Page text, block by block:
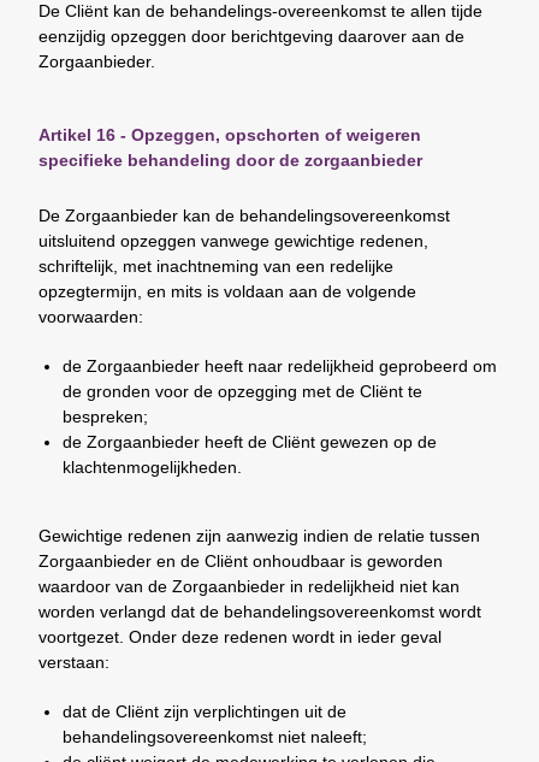
De Cliënt kan de behandelings-overeenkomst te allen tijde
eenzijdig opzeggen door berichtgeving daarover aan de
Zorgaanbieder.
Artikel 16 - Opzeggen, opschorten of weigeren
specifieke behandeling door de zorgaanbieder
De Zorgaanbieder kan de behandelingsovereenkomst
uitsluitend opzeggen vanwege gewichtige redenen,
schriftelijk, met inachtneming van een redelijke
opzegtermijn, en mits is voldaan aan de volgende
voorwaarden:
de Zorgaanbieder heeft naar redelijkheid geprobeerd om
de gronden voor de opzegging met de Cliënt te
bespreken;
de Zorgaanbieder heeft de Cliënt gewezen op de
klachtenmogelijkheden.
Gewichtige redenen zijn aanwezig indien de relatie tussen
Zorgaanbieder en de Cliënt onhoudbaar is geworden
waardoor van de Zorgaanbieder in redelijkheid niet kan
worden verlangd dat de behandelingsovereenkomst wordt
voortgezet. Onder deze redenen wordt in ieder geval
verstaan:
dat de Cliënt zijn verplichtingen uit de
behandelingsovereenkomst niet naleeft;